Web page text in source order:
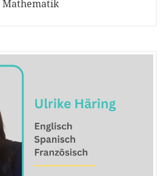
Mathematik